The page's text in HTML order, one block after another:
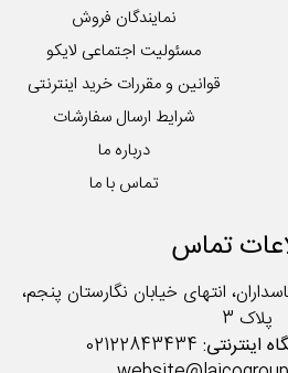
نمایندگان فروش
مسئولیت اجتماعی لایکو
قوانین و مقررات خرید اینترنتی
شرایط ارسال سفارشات
درباره ما
تماس با ما
تماس
انتهای خیابان نگارستان پنجم،
پلاک 3
اینترنتی: